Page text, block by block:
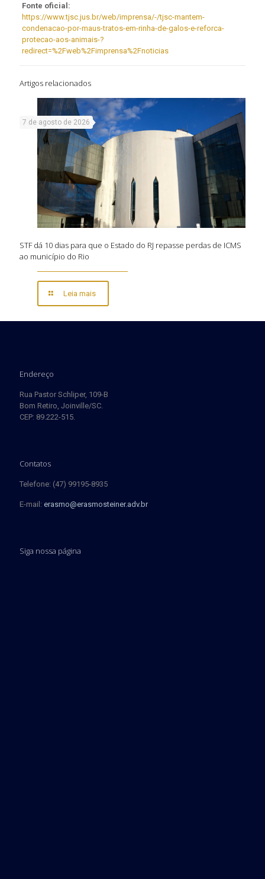
Fonte oficial:
https://www.tjsc.jus.br/web/imprensa/-/tjsc-mantem-
condenacao-por-maus-tratos-em-rinha-de-galos-e-reforca-
protecao-aos-animais-?
redirect=%2Fweb%2Fimprensa%2Fnoticias
Artigos relacionados
7 de agosto de 2026
STF dá 10 dias para que o Estado do RJ repasse perdas de ICMS
ao município do Rio
Leia mais
Endereço
Rua Pastor Schliper, 109-B
Bom Retiro, Joinville/SC.
CEP: 89.222-515.
Contatos
Telefone: (47) 99195-8935
E-mail: erasmo@erasmosteiner.adv.br
Siga nossa página